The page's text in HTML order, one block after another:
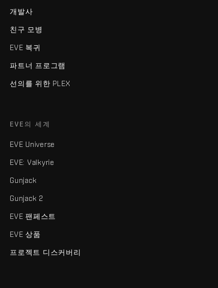
개발사
친구 모병
EVE 복귀
파트너 프로그램
선의를 위한 PLEX
EVE의 세계
EVE Universe
EVE: Valkyrie
Gunjack
Gunjack 2
EVE 팬페스트
EVE 상품
프로젝트 디스커버리